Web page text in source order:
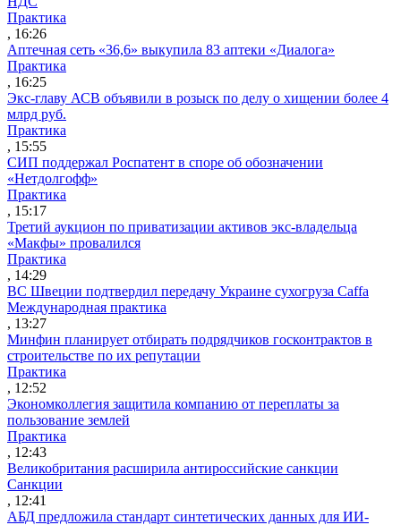
Практика
, 16:26
Аптечная сеть «36,6» выкупила 83 аптеки «Диалога»
Практика
, 16:25
Экс-главу АСВ объявили в розыск по делу о хищении более 4
млрд руб.
Практика
, 15:55
СИП поддержал Роспатент в споре об обозначении
«Нетдолгофф»
Практика
, 15:17
Третий аукцион по приватизации активов экс-владельца
«Макфы» провалился
Практика
, 14:29
ВС Швеции подтвердил передачу Украине сухогруза Caffa
Международная практика
, 13:27
Минфин планирует отбирать подрядчиков госконтрактов в
строительстве по их репутации
Практика
, 12:52
Экономколлегия защитила компанию от переплаты за
пользование землей
Практика
, 12:43
Великобритания расширила антироссийские санкции
Санкции
, 12:41
АБД предложила стандарт синтетических данных для ИИ-